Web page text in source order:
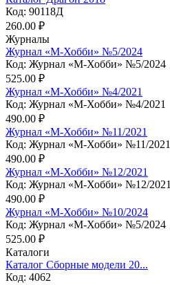
Код: 90118Д
260.00 ₽
Журналы
Журнал «М-Хобби» №5/2024
Код: Журнал «М-Хобби» №5/2024
525.00 ₽
Журнал «М-Хобби» №4/2021
Код: Журнал «М-Хобби» №4/2021
490.00 ₽
Журнал «М-Хобби» №11/2021
Код: Журнал «М-Хобби» №11/2021
490.00 ₽
Журнал «М-Хобби» №12/2021
Код: Журнал «М-Хобби» №12/2021
490.00 ₽
Журнал «М-Хобби» №10/2024
Код: Журнал «М-Хобби» №5/2024
525.00 ₽
Каталоги
Каталог Сборные модели 20...
Код: 4062